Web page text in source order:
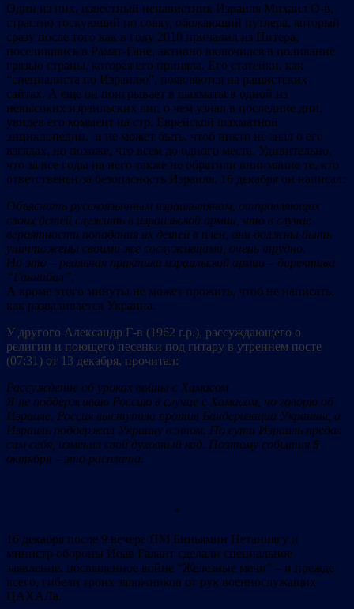
Один из них, известный ненавистник Израиля Михаил О-в,
страстно тоскующий по совку, обожающий путлера, который
сразу после того как в году 2010 причалил из Питера,
поселившись в Рамат-Гане, активно включился в поливание
грязью страны, которая его приняла. Его статейки, как
“специалиста по Израилю”, появляются на рашистских
сайтах. А еще он поигрывает в шахматы в одной из
невысоких израильских лиг, о чем узнал в последние дни,
увидев его коммент на стр. Еврейской шахматной
энциклопедии, и не может быть, чтоб никто не знал о его
взгядах, но похоже, что всем до одного места. Удивительно,
что за все годы на него также не обратили вниимание те, кто
ответственен за безопасность Израиля. 16 декабря он написал:
Объяснить русскоязычным израильтянам, отправляющих
своих детей служить в израильской армии, что в случае
вероятности попадания их детей в плен, они должны быть
уничтожены своими же сослуживцами, очень трудно.
Но это – реальная практика израильской армии – директива
“Ганнибал”.
А кроме этого минуты не может прожить, чтоб не написать,
как разваливается Украина.
У другого Александр Г-в (1962 г.р.), рассуждающего о
религии и поющего песенки под гитару в утреннем посте
(07:31) от 13 декабря, прочитал:
Рассуждение об уроках войны с Хамасом
Я не поддерживаю Россию в случае с Хамасом, но говорю об
Израиле. Россия выступила против Бандеризации Украины, а
Израиль поддержал Украину в этом. По сути Израиль предал
сам себя, изменил свой духовный код. Поэтому события 5
октября – это расплата.
.
*
16 декабря после 9 вечера ПМ Биньямин Нетаниягу и
министр обороны Йоав Галант сделали специальное
заявление, посвященное войне “Железные мечи” – и прежде
всего, гибели троих заложников от рук военнослужащих
ЦАХАЛа.